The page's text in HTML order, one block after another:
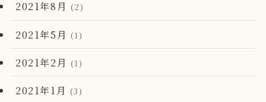
2021年8月 (2)
2021年5月 (1)
2021年2月 (1)
2021年1月 (3)